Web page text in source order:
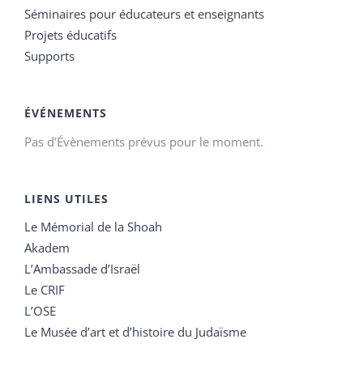
Séminaires pour éducateurs et enseignants
Projets éducatifs
Supports
ÉVÉNEMENTS
Pas d'Évènements prévus pour le moment.
LIENS UTILES
Le Mémorial de la Shoah
Akadem
L’Ambassade d’Israël
Le CRIF
L’OSE
Le Musée d’art et d’histoire du Judaïsme